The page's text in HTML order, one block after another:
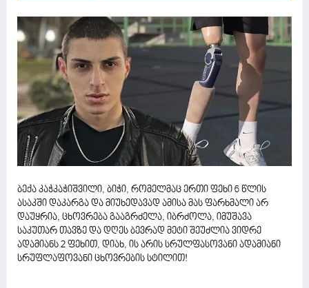
ბექა კაჭკაჭიშვილი, ბიჭი, რომელმაც ერთი ფეხი 6 წლის
ასაკში დაკარგა და მიუხედავად ამისა მას ფარხმალი არ
დაუყრია, ცხოვრება გააგრძელა, იბრძოლა, იმუშავა
საკუთარ თავზე და დღეს ბევრად მეტი შეუძლია ვიდრე
ადამიანს 2 ფეხით, დიახ, ის არის სრულფასოვანი ადამიანი
სრუფლაფოვანი ცხოვრების სტილით!